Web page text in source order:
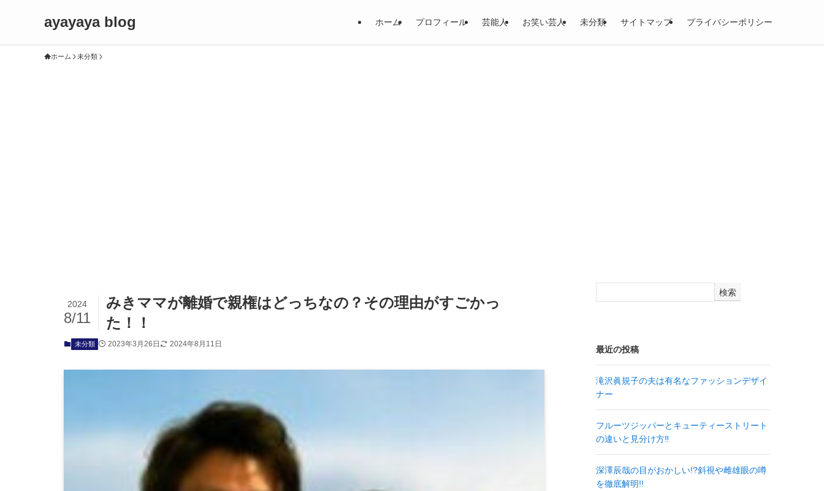
ayayaya blog ホーム プロフィール 芸能人 お笑い芸人 未分類 サイトマップ プライバシーポリシー
ホーム 未分類
みきママが離婚で親権はどっちなの？その理由がすごかっ
た！！
2024
8/11
未分類 2023年3月26日 2024年8月11日
検索
最近の投稿
滝沢眞規子の夫は有名なファッションデザイ
ナー
フルーツジッパーとキューティーストリート
の違いと見分け方‼
深澤辰哉の目がおかしい!?斜視や雌雄眼の噂
を徹底解明!!